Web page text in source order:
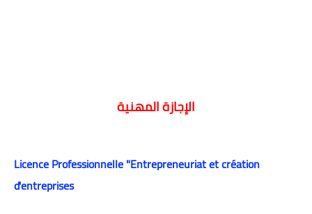
الإجازة المهنية
Licence Professionnelle "Entrepreneuriat et création
d'entreprises